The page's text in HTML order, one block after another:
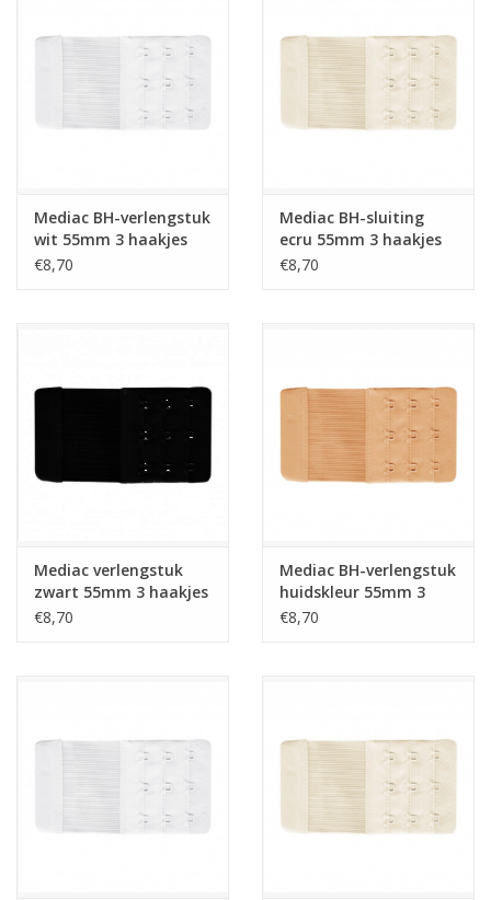
Mediac BH-verlengstuk
wit 55mm 3 haakjes
€8,70
Mediac BH-sluiting
ecru 55mm 3 haakjes
€8,70
Mediac verlengstuk
zwart 55mm 3 haakjes
€8,70
Mediac BH-verlengstuk
huidskleur 55mm 3
haakjes
€8,70